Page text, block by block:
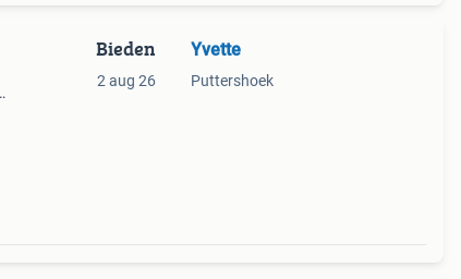
Bieden
2 aug 26
Yvette
Puttershoek